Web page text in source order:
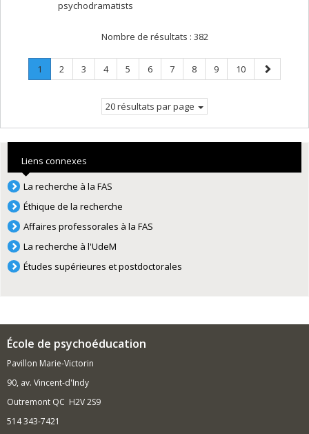
psychodramatists
Nombre de résultats : 382
Page
1
Page
Page
2 Page
3 Page
4 Page
5 Page
6 Page
7 Page
8 Page
9 Page
10
Page
suivante
20 résultats par page
Liens connexes
La recherche à la FAS
Éthique de la recherche
Affaires professorales à la FAS
La recherche à l'UdeM
Études supérieures et postdoctorales
École de psychoéducation
Pavillon Marie-Victorin
90, av. Vincent-d'Indy
Outremont QC H2V 2S9
514 343-7421